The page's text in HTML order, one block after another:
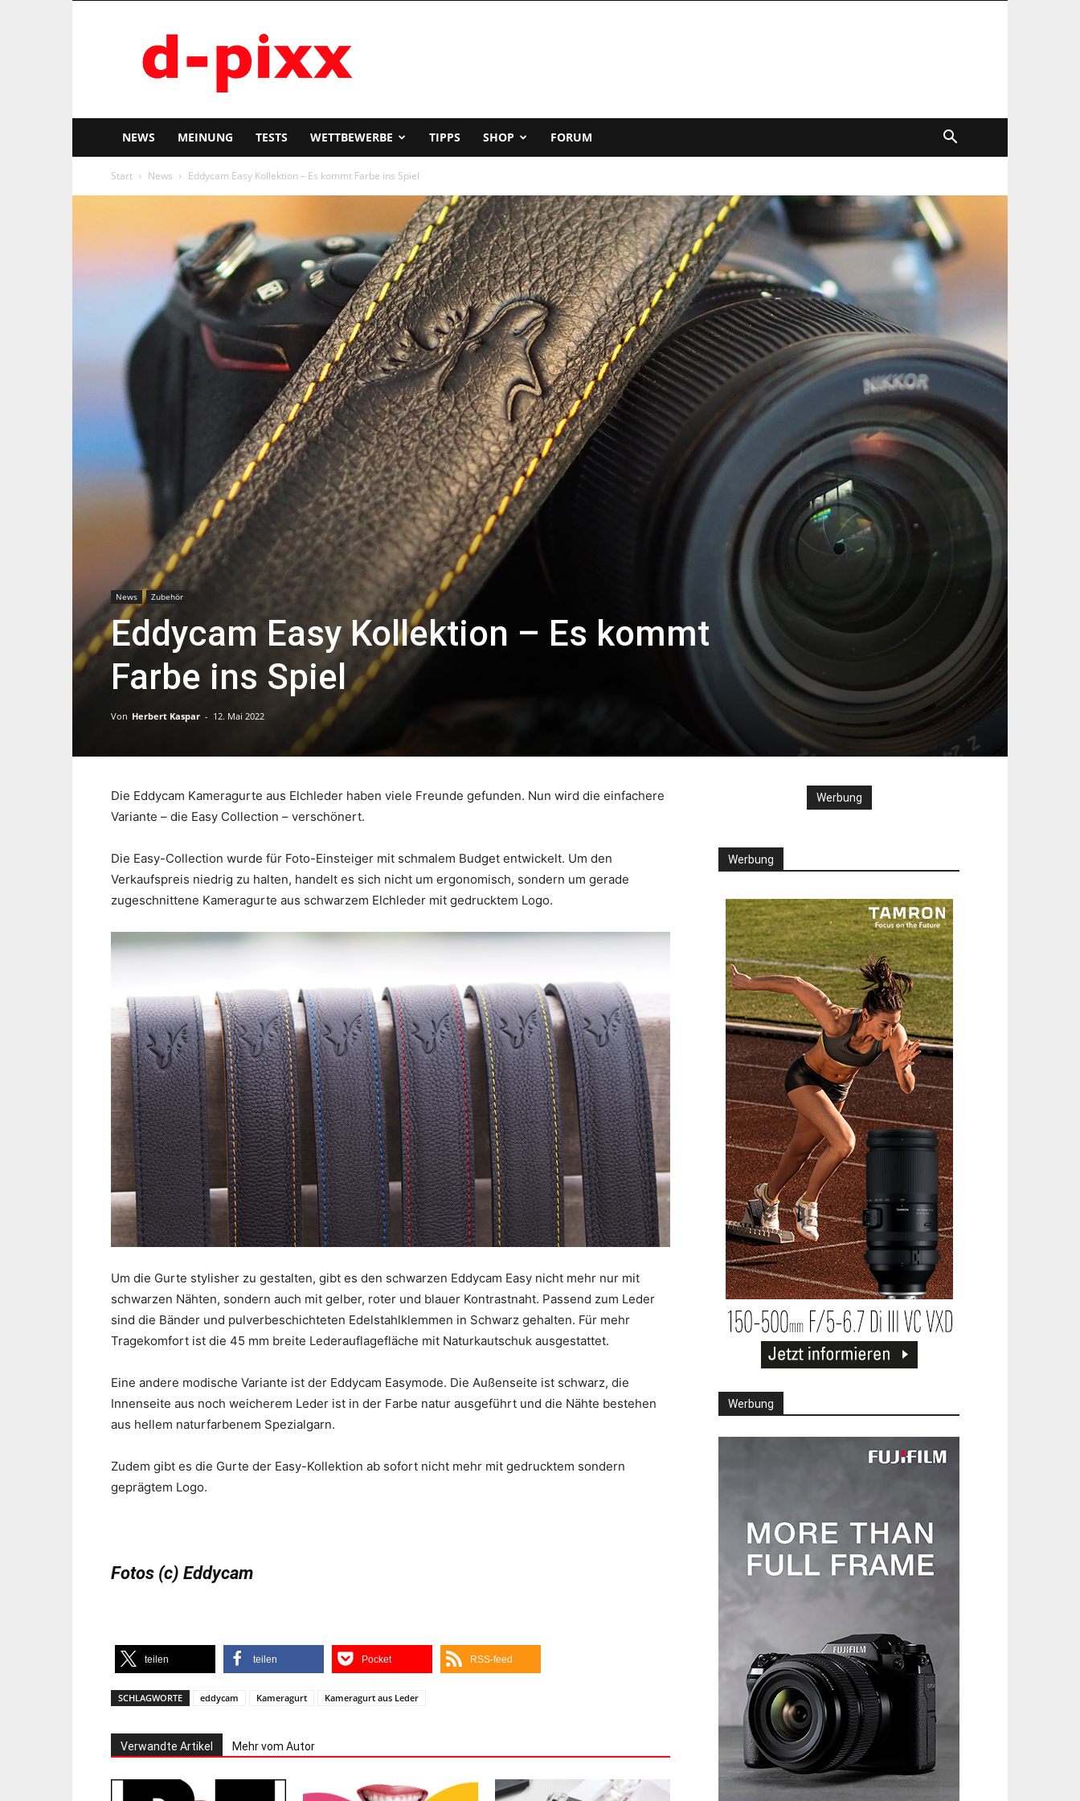
pixx
NEWS MEINUNG TESTS WETTBEWERBE TIPPS SHOP FORUM
Start News Eddycam Easy Kollektion – Es kommt Farbe ins Spiel
News Zubehör
Eddycam Easy Kollektion – Es kommt
Farbe ins Spiel
Von Herbert Kaspar - 12. Mai 2022
Die Eddycam Kameragurte aus Elchleder haben viele Freunde gefunden. Nun wird die einfachere
Variante – die Easy Collection – verschönert.
Die Easy-Collection wurde für Foto-Einsteiger mit schmalem Budget entwickelt. Um den
Verkaufspreis niedrig zu halten, handelt es sich nicht um ergonomisch, sondern um gerade
zugeschnittene Kameragurte aus schwarzem Elchleder mit gedrucktem Logo.
Um die Gurte stylisher zu gestalten, gibt es den schwarzen Eddycam Easy nicht mehr nur mit
schwarzen Nähten, sondern auch mit gelber, roter und blauer Kontrastnaht. Passend zum Leder
sind die Bänder und pulverbeschichteten Edelstahlklemmen in Schwarz gehalten. Für mehr
Tragekomfort ist die 45 mm breite Lederauflagefläche mit Naturkautschuk ausgestattet.
Eine andere modische Variante ist der Eddycam Easymode. Die Außenseite ist schwarz, die
Innenseite aus noch weicherem Leder ist in der Farbe natur ausgeführt und die Nähte bestehen
aus hellem naturfarbenem Spezialgarn.
Zudem gibt es die Gurte der Easy-Kollektion ab sofort nicht mehr mit gedrucktem sondern
geprägtem Logo.
Fotos (c) Eddycam
teilen teilen Pocket RSS-feed
SCHLAGWORTE eddycam Kameragurt Kameragurt aus Leder
Verwandte Artikel Mehr vom Autor
Werbung
Werbung
Werbung